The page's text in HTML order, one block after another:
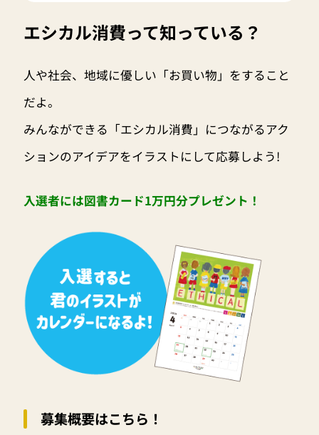
エシカル消費って知っている？
人や社会、地域に優しい「お買い物」をすること
だよ。
みんなができる「エシカル消費」につながるアク
ションのアイデアをイラストにして応募しよう!
入選者には図書カード1万円分プレゼント！
募集概要はこちら！